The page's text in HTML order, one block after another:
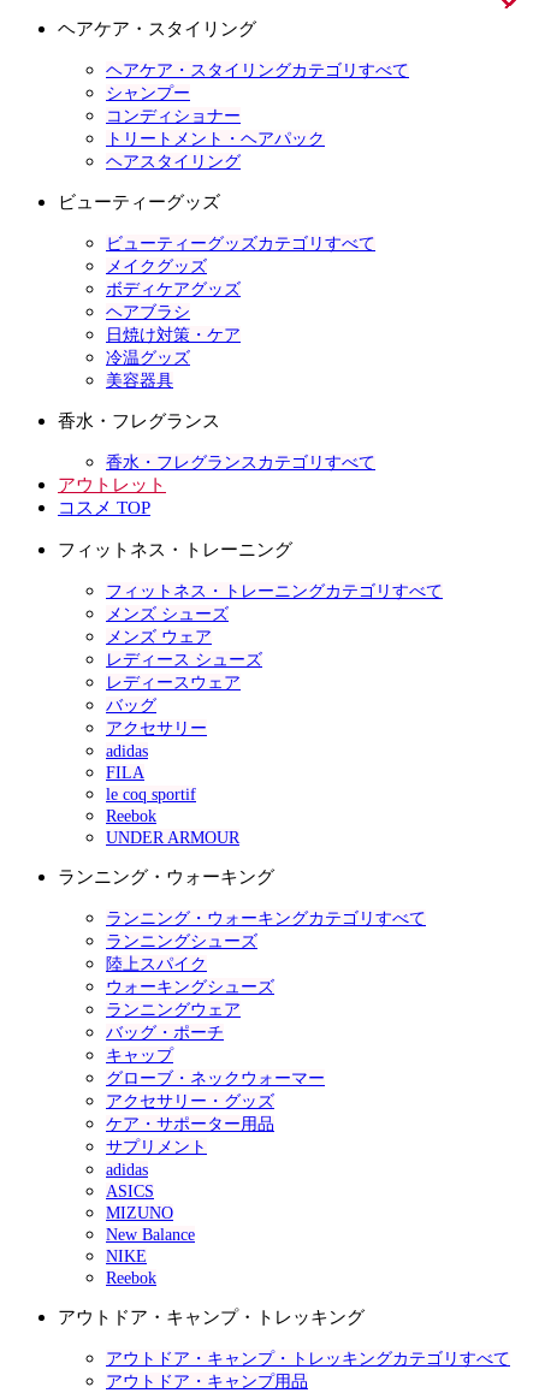
ヘアケア・スタイリング
ヘアケア・スタイリングカテゴリすべて
シャンプー
コンディショナー
トリートメント・ヘアパック
ヘアスタイリング
ビューティーグッズ
ビューティーグッズカテゴリすべて
メイクグッズ
ボディケアグッズ
ヘアブラシ
日焼け対策・ケア
冷温グッズ
美容器具
香水・フレグランス
香水・フレグランスカテゴリすべて
アウトレット
コスメ TOP
フィットネス・トレーニング
フィットネス・トレーニングカテゴリすべて
メンズ シューズ
メンズ ウェア
レディース シューズ
レディースウェア
バッグ
アクセサリー
adidas
FILA
le coq sportif
Reebok
UNDER ARMOUR
ランニング・ウォーキング
ランニング・ウォーキングカテゴリすべて
ランニングシューズ
陸上スパイク
ウォーキングシューズ
ランニングウェア
バッグ・ポーチ
キャップ
グローブ・ネックウォーマー
アクセサリー・グッズ
ケア・サポーター用品
サプリメント
adidas
ASICS
MIZUNO
New Balance
NIKE
Reebok
アウトドア・キャンプ・トレッキング
アウトドア・キャンプ・トレッキングカテゴリすべて
アウトドア・キャンプ用品